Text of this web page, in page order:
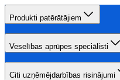
Produkti patērātājiem
Veselības aprūpes speciālisti
Citi uzņēmējdarbības risinājumi